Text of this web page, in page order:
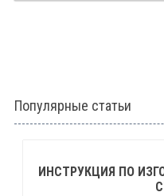
Популярные статьи
ИНСТРУКЦИЯ ПО